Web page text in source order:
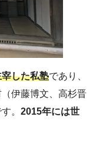
した私塾であり、
伊藤博文、高杉晋
。 2015年には世